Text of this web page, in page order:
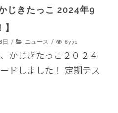
じきたっこ 2024年9
日 ニュース 6771
かじきたっこ２０２４
ドしました！ 定期テス